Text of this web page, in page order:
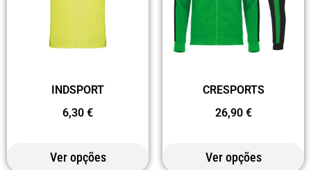
INDSPORT
6,30 €
Ver opções
CRESPORTS
26,90 €
Ver opções